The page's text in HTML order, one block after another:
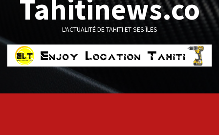
Tahitinews.co
L'ACTUALITÉ DE TAHITI ET SES ÎLES